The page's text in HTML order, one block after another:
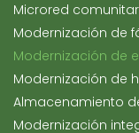
Microred
Modernización de
Modernización de
Modernización de
Almacenamiento
Modernización